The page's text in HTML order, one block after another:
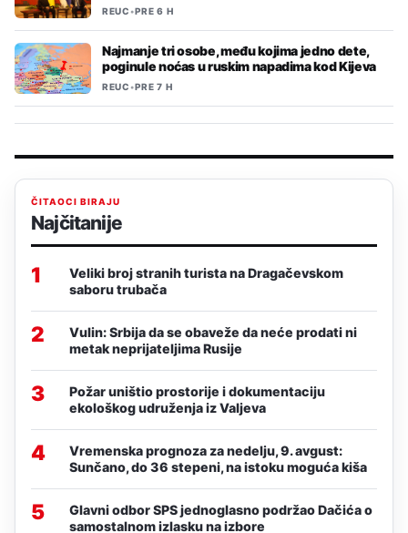
REUC•PRE 6 H
Najmanje tri osobe, među kojima jedno dete,
poginule noćas u ruskim napadima kod Kijeva
REUC•PRE 7 H
ČITAOCI BIRAJU
Najčitanije
1
Veliki broj stranih turista na Dragačevskom
saboru trubača
2
Vulin: Srbija da se obaveže da neće prodati ni
metak neprijateljima Rusije
3
Požar uništio prostorije i dokumentaciju
ekološkog udruženja iz Valjeva
4
Vremenska prognoza za nedelju, 9. avgust:
Sunčano, do 36 stepeni, na istoku moguća kiša
5
Glavni odbor SPS jednoglasno podržao Dačića o
samostalnom izlasku na izbore